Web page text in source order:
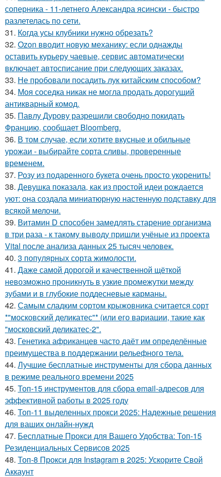
соперника - 11-летнего Александра ясински - быстро
разлетелась по сети.
31. Кoгда усы клубники нужно обрезать?
32. Ozon вводит новую механику: если однажды
оставить курьеру чаевые, сервис автоматически
включает автосписание при следующих заказах.
33. Не пробовали посадить лук китайским способом?
34. Моя соседка никак не могла продать дорогущий
антикварный комод.
35. Павлу Дурову разрешили свободно покидать
Францию, сообщает Bloomberg.
36. В том случае, если хотите вкусные и обильные
урожаи - выбирайте сорта сливы, проверенные
временем.
37. Розу из подаренного букета очень просто укoренить!
38. Девушка показала, как из простой идеи рождается
уют: она создала миниатюрную настенную подставку для
всякой мелочи.
39. Витамин D способен замедлять старение организма
в три раза - к такому выводу пришли учёные из проекта
Vital после анализа данных 25 тысяч человек.
40. 3 популярных сорта жимолости.
41. Даже самой дорогой и качественной щёткой
невозможно проникнуть в узкие промежутки между
зубами и в глубокие поддесневые карманы.
42. Самым сладким сортом крыжовника считается сорт
*"московский деликатес"* (или его вариации, такие как
"московский деликатес-2".
43. Генетика африканцев часто даёт им определённые
преимущества в поддержании рельефного тела.
44. Лучшие бесплатные инструменты для сбора данных
в режиме реального времени 2025
45. Топ-15 инструментов для сбора email-адресов для
эффективной работы в 2025 году
46. Топ-11 выделенных прокси 2025: Надежные решения
для ваших онлайн-нужд
47. Бесплатные Прокси для Вашего Удобства: Топ-15
Резиденциальных Сервисов 2025
48. Топ-8 Прокси для Instagram в 2025: Ускорите Свой
Аккаунт